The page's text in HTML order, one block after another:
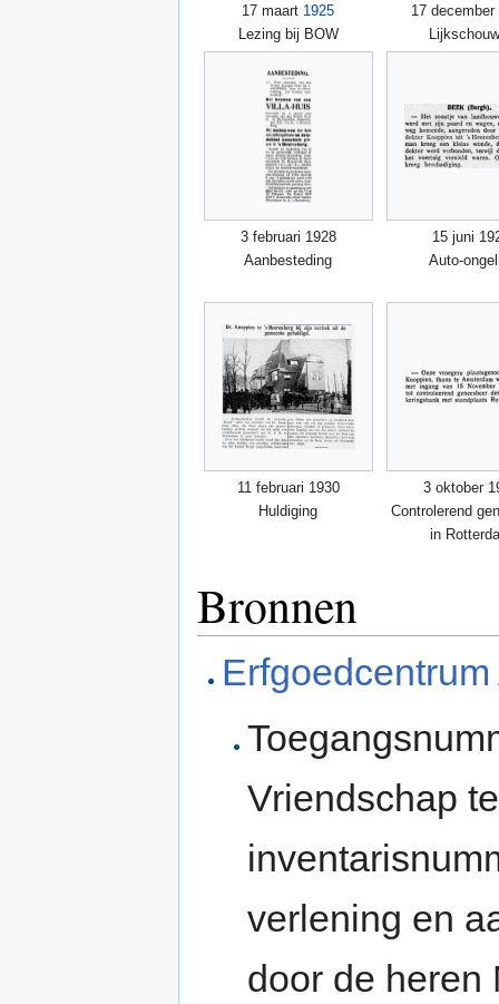
17 maart 1925
Lezing bij BOW
17 december
3 februari 1928
Aanbesteding
15 juni
Auto-
11 februari 1930
Huldiging
3 oktober
Controlerend
in
Bronnen
Vriendschap
verlening en
door de heren